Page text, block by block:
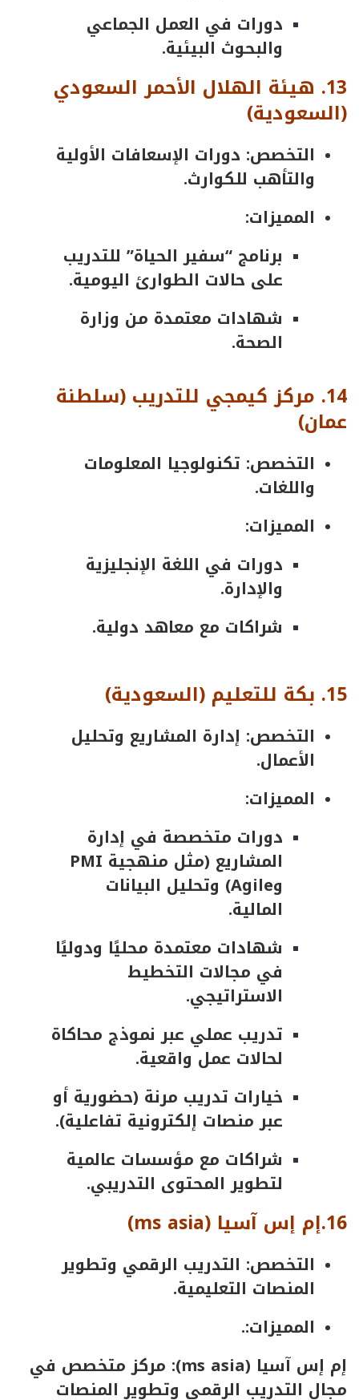
دورات في العمل الجماعي
والبحوث البيئية.
13. هيئة الهلال الأحمر السعودي
(السعودية)
التخصص: دورات الإسعافات الأولية
والتأهب للكوارث.
المميزات:
برنامج “سفير الحياة” للتدريب
على حالات الطوارئ اليومية.
شهادات معتمدة من وزارة
الصحة.
14. مركز كيمجي للتدريب (سلطنة
عمان)
التخصص: تكنولوجيا المعلومات
واللغات.
المميزات:
دورات في اللغة الإنجليزية
والإدارة.
شراكات مع معاهد دولية.
15
. بكة للتعليم (السعودية)
التخصص: إدارة المشاريع وتحليل
الأعمال.
المميزات:
دورات متخصصة في إدارة
المشاريع (مثل منهجية PMI
وAgile) وتحليل البيانات
المالية.
شهادات معتمدة محليًا ودوليًا
في مجالات التخطيط
الاستراتيجي.
تدريب عملي عبر نموذج محاكاة
لحالات عمل واقعية.
خيارات تدريب مرنة (حضورية أو
عبر منصات إلكترونية تفاعلية).
شراكات مع مؤسسات عالمية
لتطوير المحتوى التدريبي.
16.إم إس آسيا ( ms asia
)
التخصص: التدريب الرقمي وتطوير
المنصات التعليمية.
المميزات:.
إم إس آسيا (ms asia): مركز متخصص في
مجال التدريب الرقمي وتطوير المنصات